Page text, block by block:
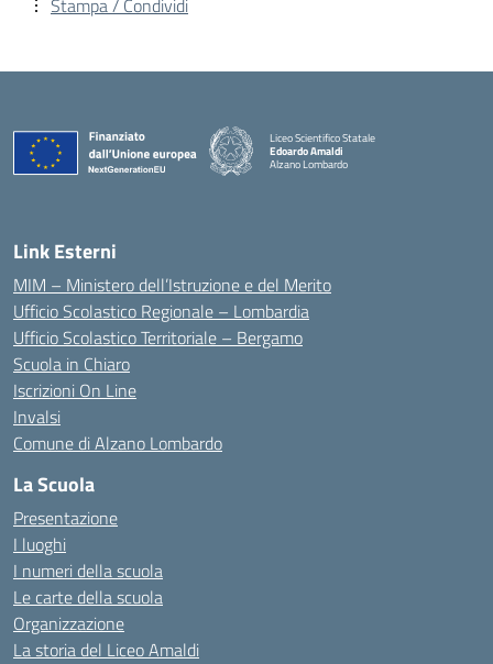
Stampa / Condividi
Liceo Scientifico Statale
Edoardo Amaldi
Alzano Lombardo
Link Esterni
MIM – Ministero dell’Istruzione e del Merito
Ufficio Scolastico Regionale – Lombardia
Ufficio Scolastico Territoriale – Bergamo
Scuola in Chiaro
Iscrizioni On Line
Invalsi
Comune di Alzano Lombardo
La Scuola
Presentazione
I luoghi
I numeri della scuola
Le carte della scuola
Organizzazione
La storia del Liceo Amaldi